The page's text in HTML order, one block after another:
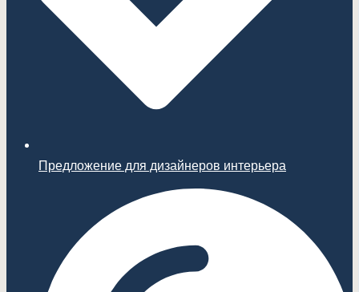
Предложение для дизайнеров интерьера